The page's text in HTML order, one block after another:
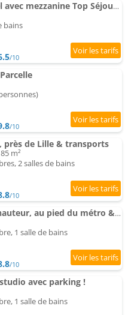
Studio fonctionnel avec mezzanine Top Séjour Pro
bains
/10
/10
près de Lille & transports
m²
2 salles de bains
/10
Appartement En hauteur, au pied du métro & 7mn du centre Lille
1 salle de bains
/10
avec parking !
1 salle de bains